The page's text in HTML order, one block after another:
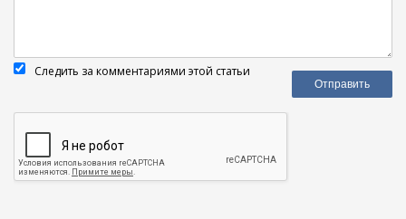
Следить за комментариями этой статьи